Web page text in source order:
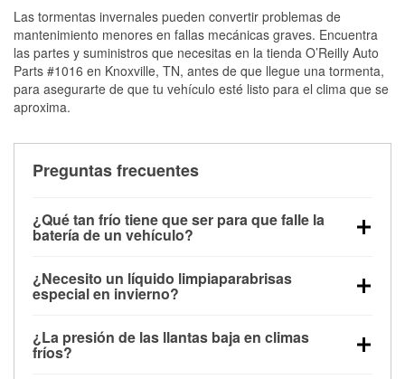
Las tormentas invernales pueden convertir problemas de
mantenimiento menores en fallas mecánicas graves. Encuentra
las partes y suministros que necesitas en la tienda O’Reilly Auto
Parts #1016 en Knoxville, TN, antes de que llegue una tormenta,
para asegurarte de que tu vehículo esté listo para el clima que se
aproxima.
Preguntas frecuentes
¿Qué tan frío tiene que ser para que falle la
batería de un vehículo?
debajo de los 32 °F y puede perder hasta la mitad de
su potencia de arranque cerca de los 0 °F, lo que
arranque.
¿Necesito un líquido limpiaparabrisas
especial en invierno?
la congelación y ayuda a disolver la sal y la nieve
derretida en la carretera para mejorar la visibilidad.
¿La presión de las llantas baja en climas
fríos?